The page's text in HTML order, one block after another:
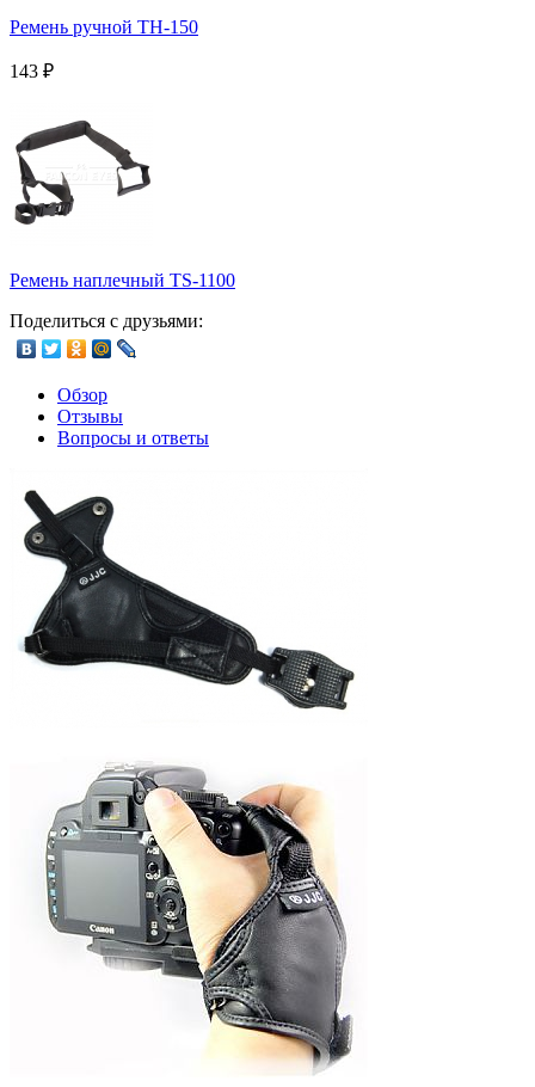
Ремень ручной TH-150
143 ₽
Ремень наплечный TS-1100
Поделиться с друзьями:
Обзор
Отзывы
Вопросы и ответы